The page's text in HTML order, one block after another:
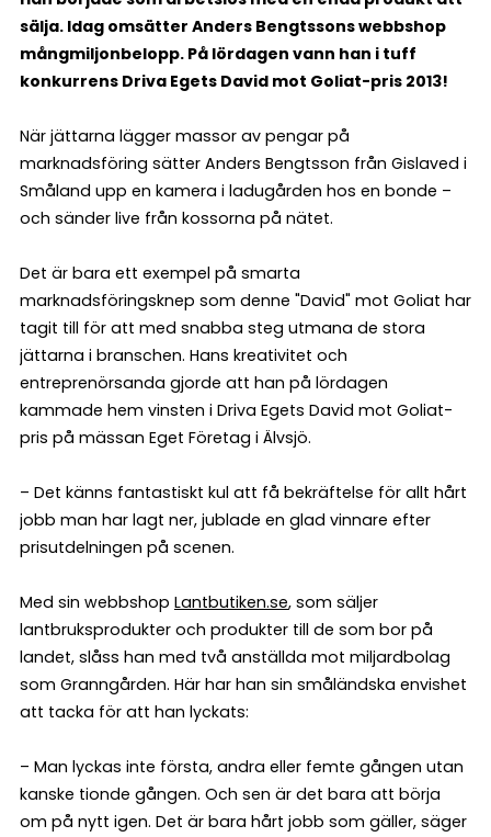
sälja. Idag omsätter Anders Bengtssons webbshop
mångmiljonbelopp. På lördagen vann han i tuff
konkurrens Driva Egets David mot Goliat-pris 2013!
När jättarna lägger massor av pengar på
marknadsföring sätter Anders Bengtsson från Gislaved i
Småland upp en kamera i ladugården hos en bonde –
och sänder live från kossorna på nätet.
Det är bara ett exempel på smarta
marknadsföringsknep som denne "David" mot Goliat har
tagit till för att med snabba steg utmana de stora
jättarna i branschen. Hans kreativitet och
entreprenörsanda gjorde att han på lördagen
kammade hem vinsten i Driva Egets David mot Goliat-
pris på mässan Eget Företag i Älvsjö.
– Det känns fantastiskt kul att få bekräftelse för allt hårt
jobb man har lagt ner, jublade en glad vinnare efter
prisutdelningen på scenen.
Med sin webbshop Lantbutiken.se, som säljer
lantbruksprodukter och produkter till de som bor på
landet, slåss han med två anställda mot miljardbolag
som Granngården. Här har han sin småländska envishet
att tacka för att han lyckats:
– Man lyckas inte första, andra eller femte gången utan
kanske tionde gången. Och sen är det bara att börja
om på nytt igen. Det är bara hårt jobb som gäller, säger